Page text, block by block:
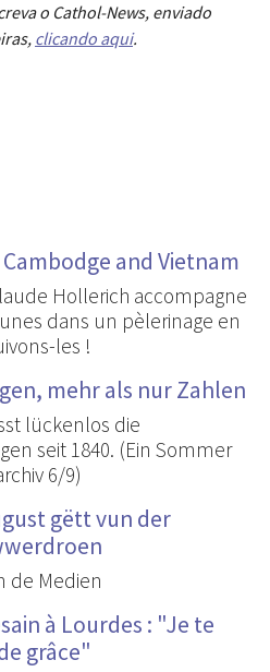
o Cathol-News, enviado
clicando aqui.
and Vietnam
Hollerich accompagne
dans un pèlerinage en
les !
mehr als nur Zahlen
lückenlos die
seit 1840. (Ein Sommer
6/9)
gëtt vun der
de Medien
à Lourdes : "Je te
grâce"